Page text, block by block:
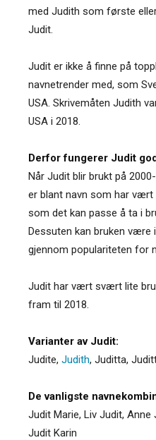
med Judith som første
Judit.
Judit er ikke å finne på
navnetrender med, som
USA. Skrivemåten Judith
USA i 2018.
Derfor fungerer Judit
Når Judit blir brukt på
er blant navn som har vært
som det kan passe å ta i
Dessuten kan bruken være
gjennom populariteten for
Judit har vært svært lite
fram til 2018.
Varianter av Judit:
Judite, Judith, Juditta,
De vanligste
Judit Marie, Liv Judit,
Judit Karin